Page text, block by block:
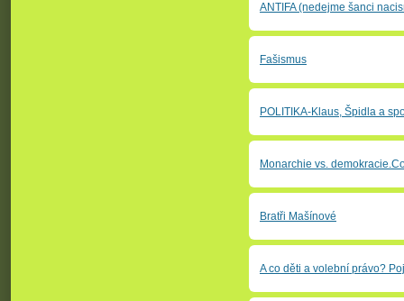
ANTIFA (nedejme šanci
Fašismus
POLITIKA-Klaus, Špidla a
Monarchie vs.
Bratři Mašínové
A co děti a volební právo?